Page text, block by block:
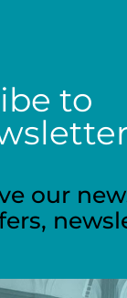
to
our